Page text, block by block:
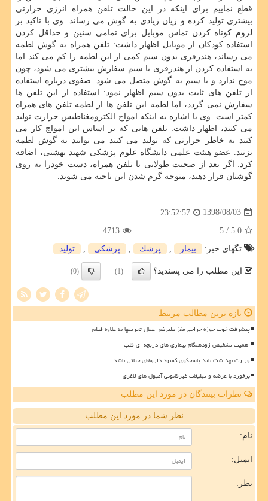
قطع نماییم برای اینكه در این حالت تلفن همراه انرژی حرارتی
بیشتری تولید كرده و زیان زیادی به گوش می رساند. وی با تاكید بر
لزوم كوتاه كردن تماس موبایل برای تمامی سنین و حداقل كردن
استفاده كودكان از موبایل اظهار داشت: تلفن همراه به گوش لطمه
می رساند، هندزفری بدون سیم كمی از این لطمه را كم می كند اما
به استفاده كردن از هندزفری با سیم سفارش بیشتری می شود، چون
موج ندارد و با سیم به گوش متصل می شود. صفوی درباره استفاده
از تلفن های ثابت بدون سیم اظهار نمود: استفاده از این تلفن ها
سفارش نمی گردد، اما لطمه این تلفن ها از لطمه تلفن های همراه
كمتر است. وی با اشاره به اینكه امواج الكترومغناطیس حرارت تولید
می كنند، اظهار داشت: تلفن هایی كه بر اساس این امواج كار می
كنند به خاطر حرارتی كه تولید می كنند می توانند به گوش لطمه
بزنند. عضو هیئت علمی دانشگاه علوم پزشكی شهید بهشتی، اضافه
كرد: اگر بعد از صحبت طولانی با تلفن همراه، دست خودرا به روی
گوشتان قرار دهید، متوجه گرم شدن این ناحیه می شوید.
1398/08/03
23:52:57
5.0
/ 5
4713
تگهای خبر:
بیمار پزشك پزشكی تولید
این مطلب را می پسندید؟ (1)
(0)
تازه ترین مطالب مرتبط
پیشرفت خوب حوزه جراحی مغز علیرغم اعمال تحریمها به علاوه فیلم
اهمیت تشخیص زودهنگام بیماری های دریچه ای قلب
وزارت بهداشت باید پاسخگوی کمبود داروهای حیاتی باشد
برخورد با عرضه و تبلیغات غیرقانونی آمپول های لاغری
نظرات بینندگان در مورد این مطلب
نظر شما در مورد این مطلب
نام:
ایمیل:
نظر: